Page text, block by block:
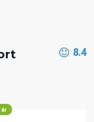
8.4
ár